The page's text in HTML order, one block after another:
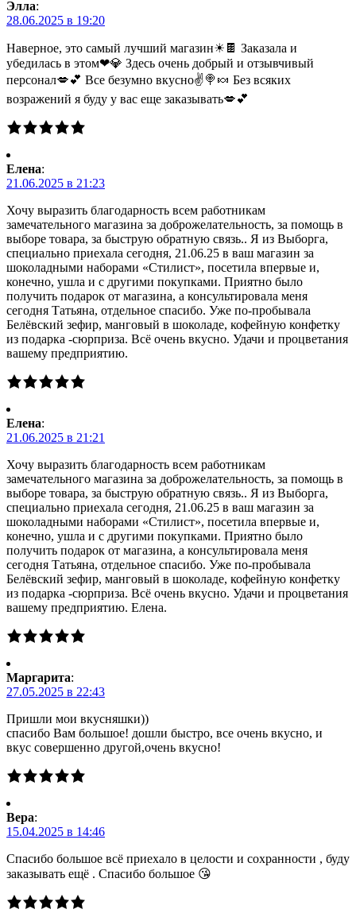
Элла:
28.06.2025 в 19:20
Наверное, это самый лучший магазин☀🍫 Заказала и
убедилась в этом❤💎 Здесь очень добрый и отзывчивый
персонал💋💕 Все безумно вкусно✌🍭🍬 Без всяких
возражений я буду у вас еще заказывать💋💕
Елена:
21.06.2025 в 21:23
Хочу выразить благодарность всем работникам
замечательного магазина за доброжелательность, за помощь в
выборе товара, за быструю обратную связь.. Я из Выборга,
специально приехала сегодня, 21.06.25 в ваш магазин за
шоколадными наборами «Стилист», посетила впервые и,
конечно, ушла и с другими покупками. Приятно было
получить подарок от магазина, а консультировала меня
сегодня Татьяна, отдельное спасибо. Уже по-пробывала
Белёвский зефир, манговый в шоколаде, кофейную конфетку
из подарка -сюрприза. Всё очень вкусно. Удачи и процветания
вашему предприятию.
Елена:
21.06.2025 в 21:21
Хочу выразить благодарность всем работникам
замечательного магазина за доброжелательность, за помощь в
выборе товара, за быструю обратную связь.. Я из Выборга,
специально приехала сегодня, 21.06.25 в ваш магазин за
шоколадными наборами «Стилист», посетила впервые и,
конечно, ушла и с другими покупками. Приятно было
получить подарок от магазина, а консультировала меня
сегодня Татьяна, отдельное спасибо. Уже по-пробывала
Белёвский зефир, манговый в шоколаде, кофейную конфетку
из подарка -сюрприза. Всё очень вкусно. Удачи и процветания
вашему предприятию. Елена.
Маргарита:
27.05.2025 в 22:43
Пришли мои вкусняшки))
спасибо Вам большое! дошли быстро, все очень вкусно, и
вкус совершенно другой,очень вкусно!
Вера:
15.04.2025 в 14:46
Спасибо большое всё приехало в целости и сохранности , буду
заказывать ещё . Спасибо большое 😘